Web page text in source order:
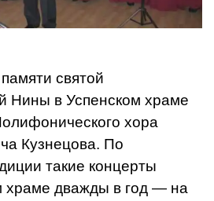
святой
Нины в Успенском храме
хора
Кузнецова. По
такие концерты
храме дважды в год — на